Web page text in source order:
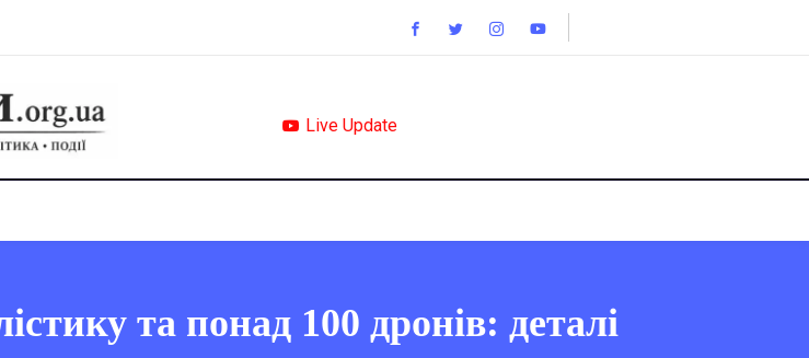
Live Update
та понад 100 дронів: деталі